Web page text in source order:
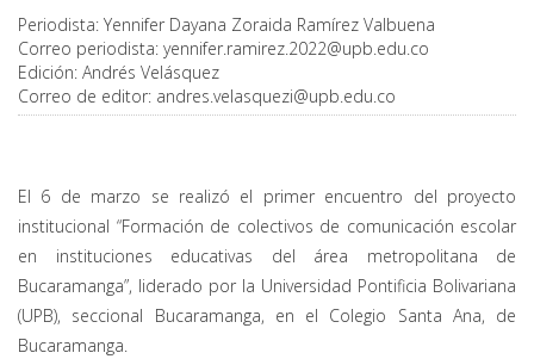
Periodista: Yennifer Dayana Zoraida Ramírez Valbuena
Correo periodista: yennifer.ramirez.2022@upb.edu.co
Edición: Andrés Velásquez
Correo de editor: andres.velasquezi@upb.edu.co
El 6 de marzo se realizó el primer encuentro del proyecto
institucional “Formación de colectivos de comunicación escolar
en instituciones educativas del área metropolitana de
Bucaramanga”, liderado por la Universidad Pontificia Bolivariana
(UPB), seccional Bucaramanga, en el Colegio Santa Ana, de
Bucaramanga.